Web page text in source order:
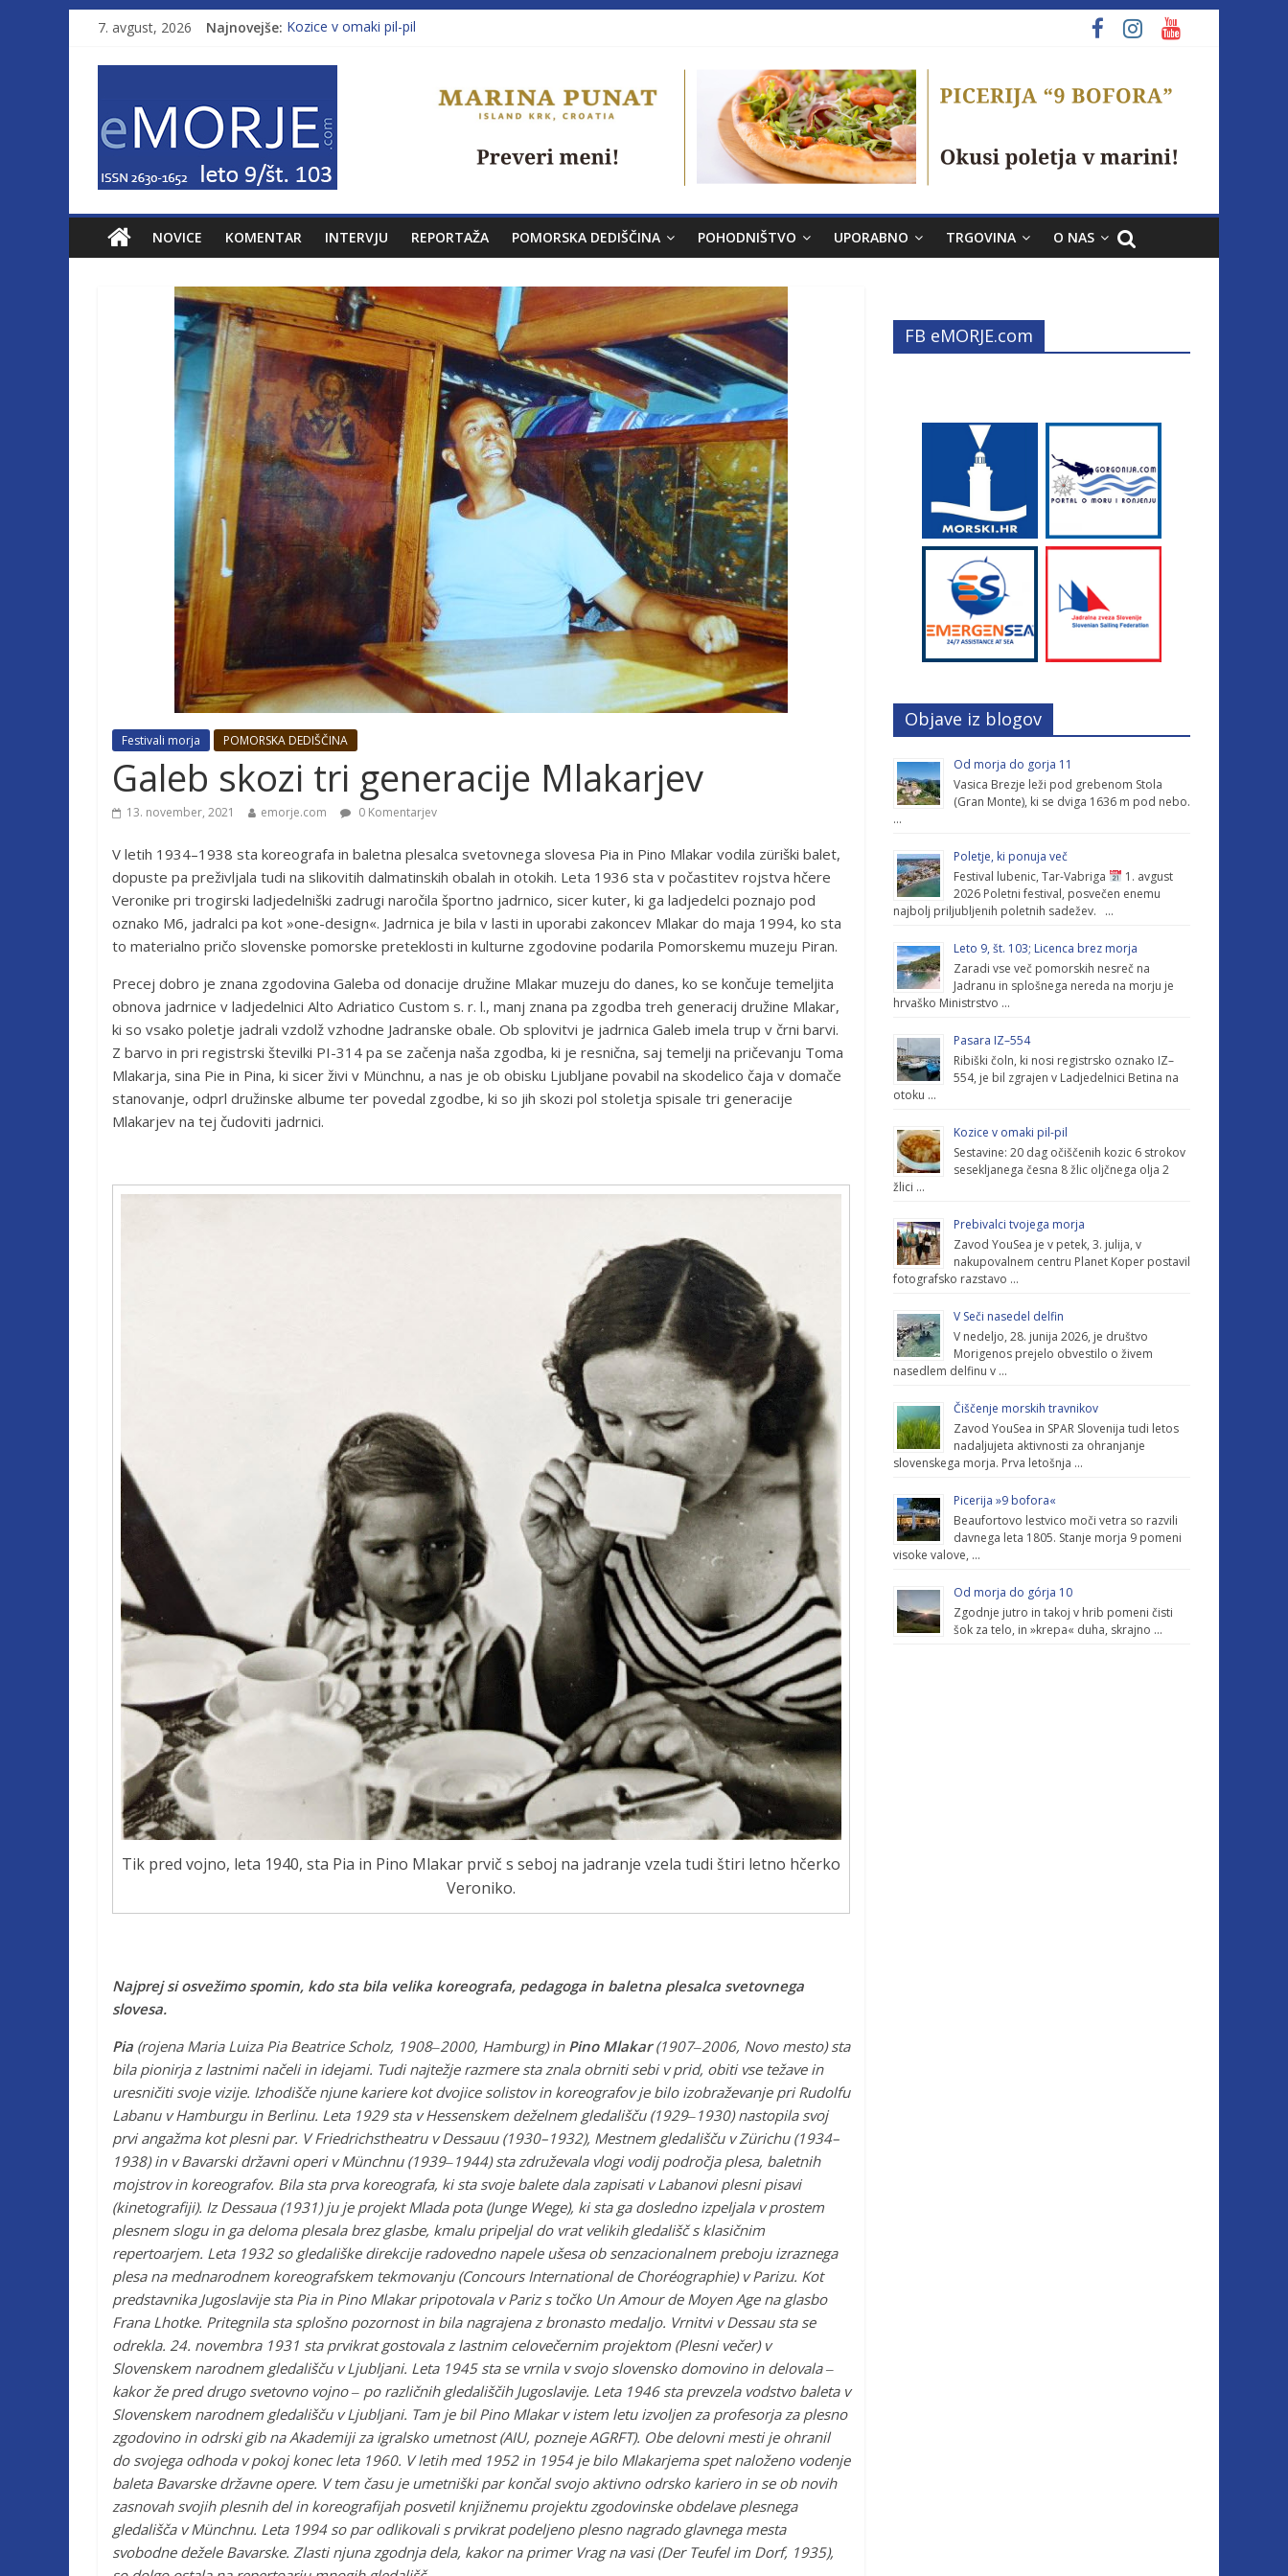
7. avgust, 2026 Najnovejše: Kozice v omaki pil-pil
Od morja do gorja 11
Poletje, ki ponuja več
NOVICE KOMENTAR INTERVJU REPORTAŽA POMORSKA DEDIŠČINA POHODNIŠTVO UPORABNO TRGOVINA O NAS
Festivali morja POMORSKA DEDIŠČINA
Galeb skozi tri generacije Mlakarjev
13. november, 2021 emorje.com 0 Komentarjev
V letih 1934–1938 sta koreografa in baletna plesalca svetovnega slovesa Pia in Pino Mlakar vodila züriški balet,
dopuste pa preživljala tudi na slikovitih dalmatinskih obalah in otokih. Leta 1936 sta v počastitev rojstva hčere
Veronike pri trogirski ladjedelniški zadrugi naročila športno jadrnico, sicer kuter, ki ga ladjedelci poznajo pod
oznako M6, jadralci pa kot »one-design«. Jadrnica je bila v lasti in uporabi zakoncev Mlakar do maja 1994, ko sta
to materialno pričo slovenske pomorske preteklosti in kulturne zgodovine podarila Pomorskemu muzeju Piran.
Precej dobro je znana zgodovina Galeba od donacije družine Mlakar muzeju do danes, ko se končuje temeljita
obnova jadrnice v ladjedelnici Alto Adriatico Custom s. r. l., manj znana pa zgodba treh generacij družine Mlakar,
ki so vsako poletje jadrali vzdolž vzhodne Jadranske obale. Ob splovitvi je jadrnica Galeb imela trup v črni barvi.
Z barvo in pri registrski številki PI-314 pa se začenja naša zgodba, ki je resnična, saj temelji na pričevanju Toma
Mlakarja, sina Pie in Pina, ki sicer živi v Münchnu, a nas je ob obisku Ljubljane povabil na skodelico čaja v domače
stanovanje, odprl družinske albume ter povedal zgodbe, ki so jih skozi pol stoletja spisale tri generacije
Mlakarjev na tej čudoviti jadrnici.
Tik pred vojno, leta 1940, sta Pia in Pino Mlakar prvič s seboj na jadranje vzela tudi štiri letno hčerko
Veroniko.
Najprej si osvežimo spomin, kdo sta bila velika koreografa, pedagoga in baletna plesalca svetovnega
slovesa.
Pia (rojena Maria Luiza Pia Beatrice Scholz, 1908‒2000, Hamburg) in Pino Mlakar(1907‒2006, Novo mesto) sta
bila pionirja z lastnimi načeli in idejami. Tudi najtežje razmere sta znala obrniti sebi v prid, obiti vse težave in
uresničiti svoje vizije. Izhodišče njune kariere kot dvojice solistov in koreografov je bilo izobraževanje pri Rudolfu
Labanu v Hamburgu in Berlinu. Leta 1929 sta v Hessenskem deželnem gledališču (1929‒1930) nastopila svoj
prvi angažma kot plesni par. V Friedrichstheatru v Dessauu (1930–1932), Mestnem gledališču v Zürichu (1934–
1938) in v Bavarski državni operi v Münchnu (1939‒1944) sta združevala vlogi vodij področja plesa, baletnih
mojstrov in koreografov. Bila sta prva koreografa, ki sta svoje balete dala zapisati v Labanovi plesni pisavi
(kinetografiji). Iz Dessaua (1931) ju je projekt Mlada pota (Junge Wege), ki sta ga dosledno izpeljala v prostem
plesnem slogu in ga deloma plesala brez glasbe, kmalu pripeljal do vrat velikih gledališč s klasičnim
repertoarjem. Leta 1932 so gledališke direkcije radovedno napele ušesa ob senzacionalnem preboju izraznega
plesa na mednarodnem koreografskem tekmovanju (Concours International de Choréographie) v Parizu. Kot
predstavnika Jugoslavije sta Pia in Pino Mlakar pripotovala v Pariz s točko Un Amour de Moyen Age na glasbo
Frana Lhotke. Pritegnila sta splošno pozornost in bila nagrajena z bronasto medaljo. Vrnitvi v Dessau sta se
odrekla. 24. novembra 1931 sta prvikrat gostovala z lastnim celovečernim projektom (Plesni večer) v
Slovenskem narodnem gledališču v Ljubljani. Leta 1945 sta se vrnila v svojo slovensko domovino in delovala ‒
kakor že pred drugo svetovno vojno ‒ po različnih gledališčih Jugoslavije. Leta 1946 sta prevzela vodstvo baleta v
Slovenskem narodnem gledališču v Ljubljani. Tam je bil Pino Mlakar v istem letu izvoljen za profesorja za plesno
zgodovino in odrski gib na Akademiji za igralsko umetnost (AIU, pozneje AGRFT). Obe delovni mesti je ohranil
do svojega odhoda v pokoj konec leta 1960. V letih med 1952 in 1954 je bilo Mlakarjema spet naloženo vodenje
baleta Bavarske državne opere. V tem času je umetniški par končal svojo aktivno odrsko kariero in se ob novih
zasnovah svojih plesnih del in koreografijah posvetil knjižnemu projektu zgodovinske obdelave plesnega
gledališča v Münchnu. Leta 1994 so par odlikovali s prvikrat podeljeno plesno nagrado glavnega mesta
svobodne dežele Bavarske. Zlasti njuna zgodnja dela, kakor na primer Vrag na vasi (Der Teufel im Dorf, 1935),
FB eMORJE.com
Objave iz blogov
Od morja do gorja 11
Vasica Brezje leži pod grebenom Stola
(Gran Monte), ki se dviga 1636 m pod nebo.
…
Poletje, ki ponuja več
Festival lubenic, Tar-Vabriga
1. avgust
2026 Poletni festival, posvečen enemu
najbolj priljubljenih poletnih sadežev. …
Leto 9, št. 103; Licenca brez morja
Zaradi vse več pomorskih nesreč na
Jadranu in splošnega nereda na morju je
hrvaško Ministrstvo …
Pasara IZ–554
Ribiški čoln, ki nosi registrsko oznako IZ–
554, je bil zgrajen v Ladjedelnici Betina na
otoku …
Kozice v omaki pil-pil
Sestavine: 20 dag očiščenih kozic 6 strokov
sesekljanega česna 8 žlic oljčnega olja 2
žlici …
Prebivalci tvojega morja
Zavod YouSea je v petek, 3. julija, v
nakupovalnem centru Planet Koper postavil
fotografsko razstavo …
V Seči nasedel delfin
V nedeljo, 28. junija 2026, je društvo
Morigenos prejelo obvestilo o živem
nasedlem delfinu v …
Čiščenje morskih travnikov
Zavod YouSea in SPAR Slovenija tudi letos
nadaljujeta aktivnosti za ohranjanje
slovenskega morja. Prva letošnja …
Picerija »9 bofora«
Beaufortovo lestvico moči vetra so razvili
davnega leta 1805. Stanje morja 9 pomeni
visoke valove, …
Od morja do górja 10
Zgodnje jutro in takoj v hrib pomeni čisti
šok za telo, in »krepa« duha, skrajno …